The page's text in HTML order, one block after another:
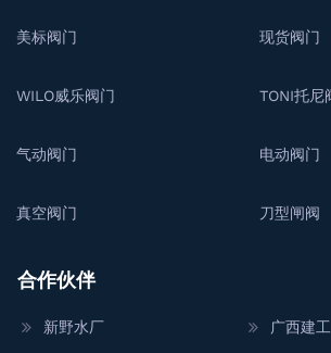
美标阀门 现货阀门
WILO威乐阀门 TONI托尼
气动阀门 电动阀门
真空阀门 刀型闸阀
合作伙伴
新野水厂 广西建工